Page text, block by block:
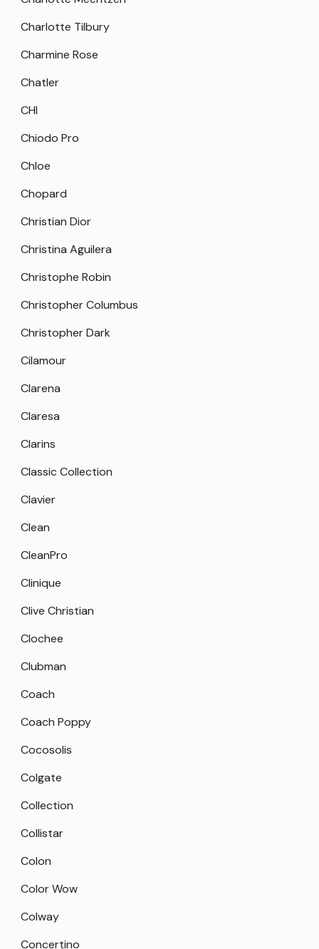
Charlotte Tilbury
Charmine Rose
Chatler
CHI
Chiodo Pro
Chloe
Chopard
Christian Dior
Christina Aguilera
Christophe Robin
Christopher Columbus
Christopher Dark
Cilamour
Clarena
Claresa
Clarins
Classic Collection
Clavier
Clean
CleanPro
Clinique
Clive Christian
Clochee
Clubman
Coach
Coach Poppy
Cocosolis
Colgate
Collection
Collistar
Colon
Color Wow
Colway
Concertino